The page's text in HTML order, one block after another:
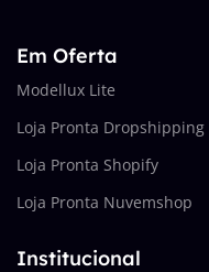
Em Oferta
Modellux Lite
Loja Pronta Dropshipping
Loja Pronta Shopify
Loja Pronta Nuvemshop
Institucional